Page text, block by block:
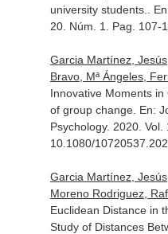
university students..
20. Núm. 1. Pag. 107-
Garcia Martínez,
Bravo, Mª Ángeles,
Innovative Moments
of group change. En:
Psychology. 2020. Vol.
10.1080/
Garcia Martínez,
Moreno Rodriguez,
Euclidean Distance in
Study of Distances